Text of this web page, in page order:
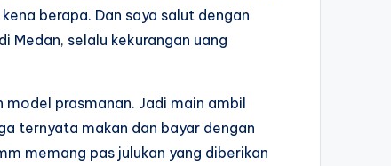
berapa. Dan saya salut dengan
Medan, selalu kekurangan uang
prasmanan. Jadi main ambil
ternyata makan dan bayar dengan
memang pas julukan yang diberikan